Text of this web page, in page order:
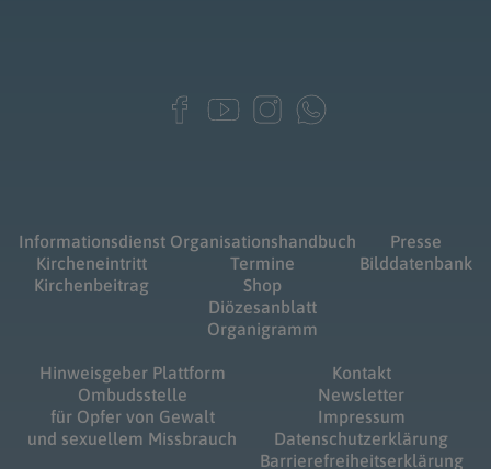
Informationsdienst
Kircheneintritt
Kirchenbeitrag
Organisationshandbuch
Termine
Shop
Diözesanblatt
Organigramm
Presse
Bilddatenbank
Hinweisgeber Plattform
Ombudsstelle
für Opfer von Gewalt
und sexuellem Missbrauch
Kontakt
Newsletter
Impressum
Datenschutzerklärung
Barrierefreiheitserklärung